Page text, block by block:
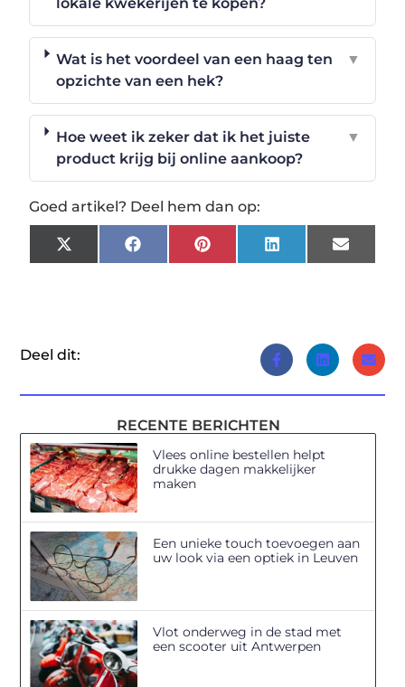
Wat is het voordeel van een haag ten
opzichte van een hek?
▼
Hoe weet ik zeker dat ik het juiste
product krijg bij online aankoop?
▼
Goed artikel? Deel hem dan op:
X
(Twitter)
FacebookPinterestLinkedInEmail
Deel dit:
RECENTE BERICHTEN
Vlees online bestellen helpt
drukke dagen makkelijker
maken
Een unieke touch toevoegen aan
uw look via een optiek in Leuven
Vlot onderweg in de stad met
een scooter uit Antwerpen